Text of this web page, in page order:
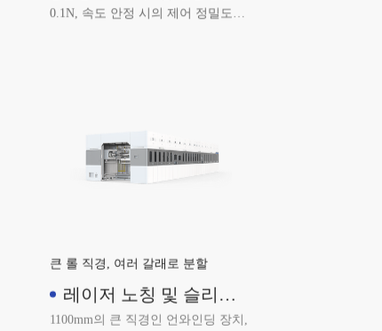
0.1N, 속도 안정 시의 제어 정밀도
레이저 노칭 및 슬리팅
일체형 설비(1 대 4)
1100mm의 큰 직경인 언와인딩 장치,
여러 갈래로 독립식 분할, CCD 치수